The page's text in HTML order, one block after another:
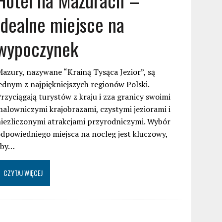
miejsce na
nazywane “Krainą Tysąca Jezior”, są
z najpiękniejszych regionów Polski.
turystów z kraju i zza granicy swoimi
krajobrazami, czystymi jeziorami i
atrakcjami przyrodniczymi. Wybór
miejsca na nocleg jest kluczowy,
CZYTAJ WIĘCEJ